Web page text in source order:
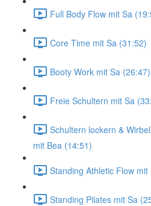
Full Body Flow mit Sa
Core Time mit Sa (31:52)
Booty Work mit Sa (26:47)
Freie Schultern mit Sa
Schultern lockern &
mit Bea (14:51)
Standing Athletic Flow mit
Standing Pilates mit Sa